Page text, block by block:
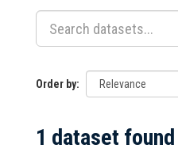
Order by
1 dataset found